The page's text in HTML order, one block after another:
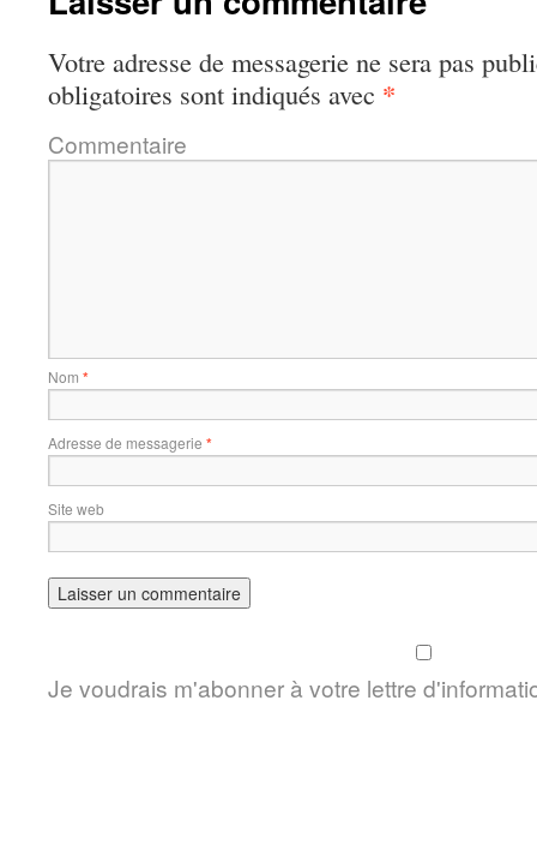
Votre adresse de messagerie ne sera pas
obligatoires sont indiqués avec *
Commentaire
Nom *
Adresse de messagerie *
Site web
Je voudrais m'abonner à votre lettre